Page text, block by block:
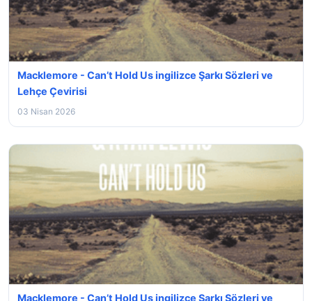
Macklemore - Can’t Hold Us ingilizce Şarkı Sözleri ve
Lehçe Çevirisi
03 Nisan 2026
Macklemore - Can’t Hold Us ingilizce Şarkı Sözleri ve